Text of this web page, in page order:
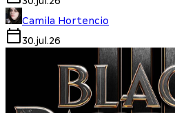
Camila Hortencio
30.jul.26